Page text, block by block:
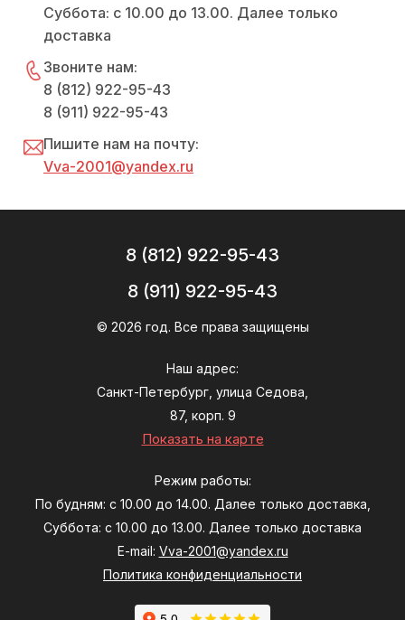
Суббота: с 10.00 до 13.00. Далее только
доставка
Звоните нам:
8 (812) 922-95-43
8 (911) 922-95-43
Пишите нам на почту:
Vva-2001@yandex.ru
8 (812) 922-95-43
8 (911) 922-95-43
© 2026 год. Все права защищены
Наш адрес:
Санкт-Петербург, улица Седова,
87, корп. 9
Показать на карте
Режим работы:
По будням: с 10.00 до 14.00. Далее только доставка,
Суббота: с 10.00 до 13.00. Далее только доставка
E-mail: Vva-2001@yandex.ru
Политика конфиденциальности